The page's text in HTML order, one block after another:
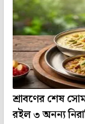
শ্রাবণের শেষ
রইল ৩ অনন্য